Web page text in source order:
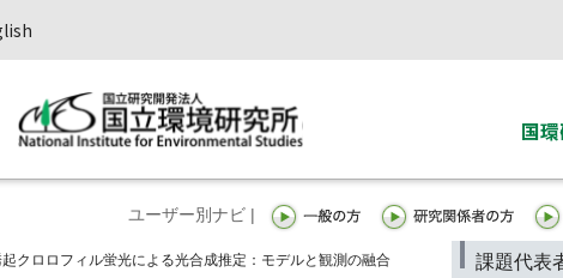
国
ユーザー別ナビ |
クロロフィル蛍光による光合成推定：モデルと観測の融合 課題代表